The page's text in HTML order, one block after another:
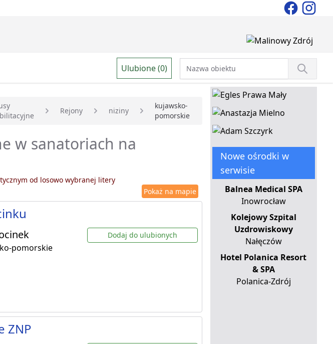
Ulubione (0)
Rejony niziny
kujawsko-
pomorskie
w sanatoriach na
od losowo wybranej litery
Pokaż na mapie
pomorskie
Dodaj do ulubionych
ZNP
Nowe ośrodki w
serwisie
Balnea Medical SPA
Inowrocław
Kolejowy Szpital
Uzdrowiskowy
Nałęczów
Hotel Polanica Resort
& SPA
Polanica-Zdrój